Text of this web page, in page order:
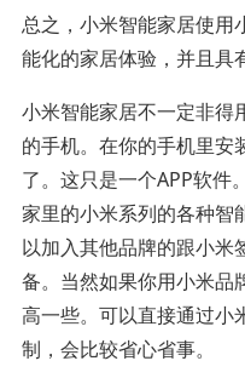
总之，小米智能家居使用
能化的家居体验，并且具
小米智能家居不一定非得
的手机。在你的手机里安
了。这只是一个APP软件
家里的小米系列的各种智
以加入其他品牌的跟小米
备。当然如果你用小米品
高一些。可以直接通过小
制，会比较省心省事。